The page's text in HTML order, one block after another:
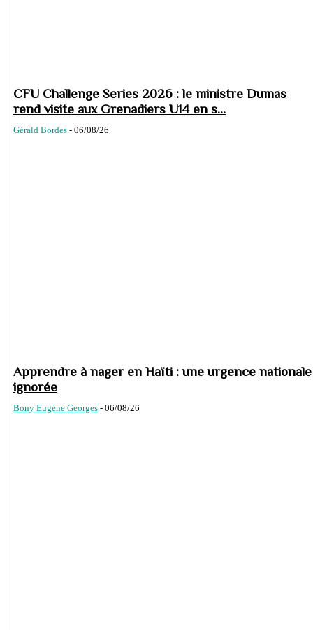
CFU Challenge Series 2026 : le ministre Dumas
rend visite aux Grenadiers U14 en s...
Gérald Bordes - 06/08/26
Apprendre à nager en Haïti : une urgence nationale
ignorée
Bony Eugène Georges - 06/08/26